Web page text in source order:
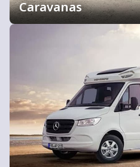
Caravanas